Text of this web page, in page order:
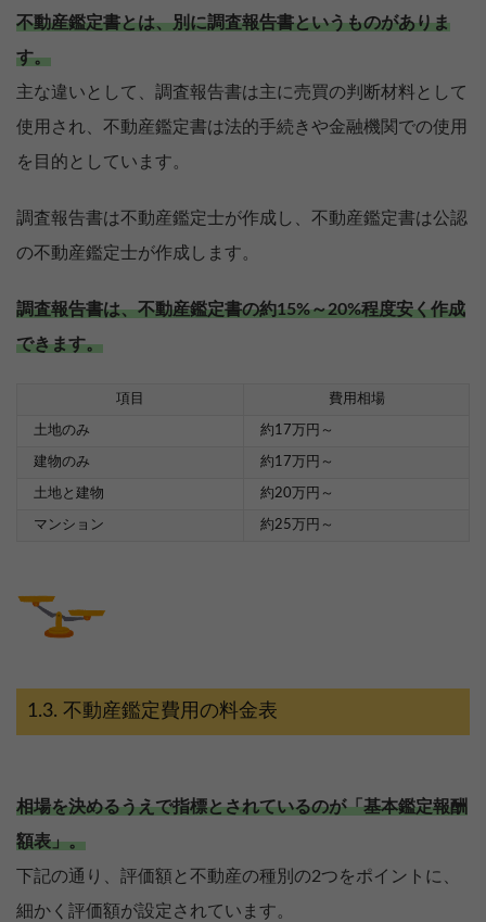
不動産鑑定書とは、別に調査報告書というものがありま
す。
主な違いとして、調査報告書は主に売買の判断材料として
使用され、不動産鑑定書は法的手続きや金融機関での使用
を目的としています。
調査報告書は不動産鑑定士が作成し、不動産鑑定書は公認
の不動産鑑定士が作成します。
調査報告書は、不動産鑑定書の約15%～20%程度安く作成
できます。
項目 費用相場
土地のみ 約17万円～
建物のみ 約17万円～
土地と建物 約20万円～
マンション 約25万円～
不動産鑑定費用の料金表
相場を決めるうえで指標とされているのが「基本鑑定報酬
額表」。
下記の通り、評価額と不動産の種別の2つをポイントに、
細かく評価額が設定されています。